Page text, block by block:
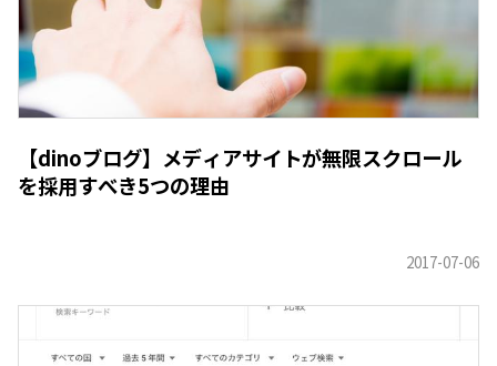
【dinoブログ】メディアサイトが無限スクロール
を採用すべき5つの理由